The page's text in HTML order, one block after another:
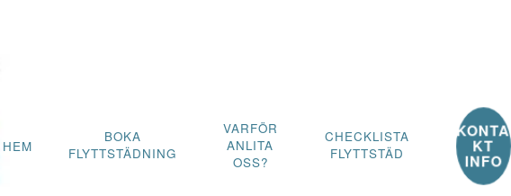
HEM
BOKA
FLYTTSTÄDNING
VARFÖR
ANLITA
OSS?
CHECKLISTA
FLYTTSTÄD
KONTA
KT
INFO